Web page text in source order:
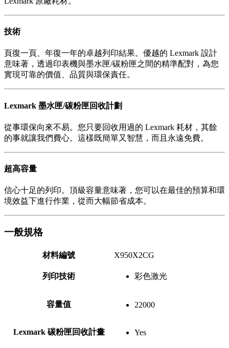
技術
頁復一頁、年復一年的卓越列印結果。優越的 Lexmark 設計
意味著，透過印表機與墨水匣/碳粉匣之間的精準配對，為您
實現可靠的價值、品質與環保責任。
Lexmark 墨水匣/碳粉匣回收計劃
從事環保向來不易。您只要回收用過的 Lexmark 耗材，其餘
的事就讓我們費心。這樣既簡單又智慧，而且永遠免費。
超高容量
信心十足的列印。頂級容量意味著，您可以在最佳的預算和環
境效益下進行作業，從而大幅節省成本。
一般規格
材料編號 X950X2CG
列印技術 彩色激光
容量值 22000
Lexmark 碳粉匣回收計畫 Yes